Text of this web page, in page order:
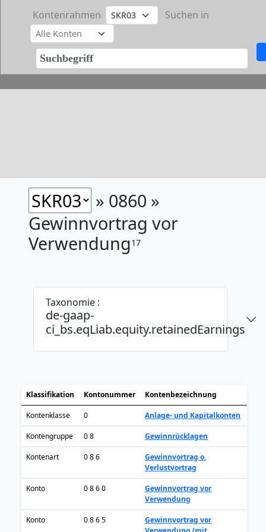
Kontenrahmen Suchen in
» 0860 »
Gewinnvortrag vor
Verwendung17
Taxonomie :
de-gaap-
ci_bs.eqLiab.equity.retainedEarnings
Klassifikation Kontonummer Kontenbezeichnung
Kontenklasse 0 Anlage- und Kapitalkonten
Kontengruppe 0 8 Gewinnrücklagen
Kontenart 0 8 6
Gewinnvortrag o.
Verlustvortrag
Konto 0 8 6 0
Gewinnvortrag vor
Verwendung
Konto 0 8 6 5
Gewinnvortrag vor